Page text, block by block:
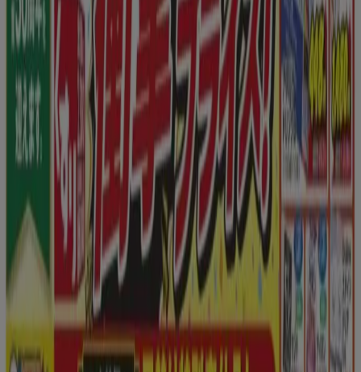
スギ薬局
あなたのための私たちの最高のオファー
8/9 日まで有効 福岡市
広告